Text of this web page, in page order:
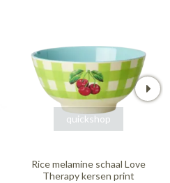
quickshop
Rice melamine schaal Love
Therapy kersen print